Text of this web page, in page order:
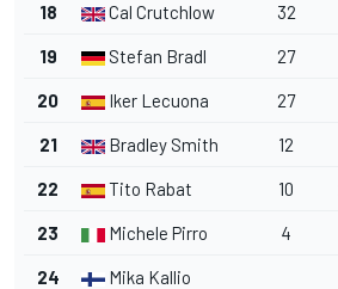
18 Cal Crutchlow 32
19 Stefan Bradl 27
20 Iker Lecuona 27
21 Bradley Smith 12
22 Tito Rabat 10
23 Michele Pirro 4
24 Mika Kallio